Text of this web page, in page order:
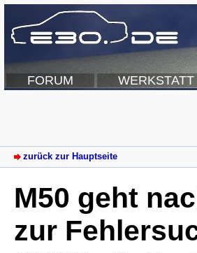
FORUM WERKSTATT
zurück zur Hauptseite
M50 geht
zur